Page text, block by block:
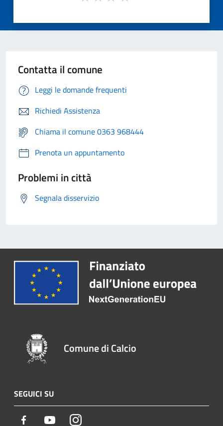
Contatta il comune
Leggi le domande frequenti
Richiedi Assistenza
Chiama il comune 0363 968444
Prenota un appuntamento
Problemi in città
Segnala disservizio
Comune di Calcio
SEGUICI SU
Facebook YoutubeInstagram